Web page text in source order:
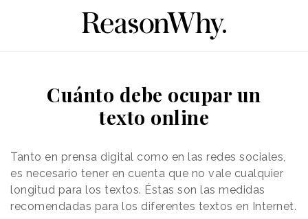
Cuánto debe ocupar un
texto online
Tanto en prensa digital como en las redes sociales,
es necesario tener en cuenta que no vale cualquier
longitud para los textos. Éstas son las medidas
recomendadas para los diferentes textos en Internet.